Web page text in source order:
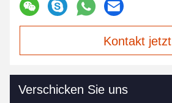
Kontakt jetzt
Verschicken Sie uns